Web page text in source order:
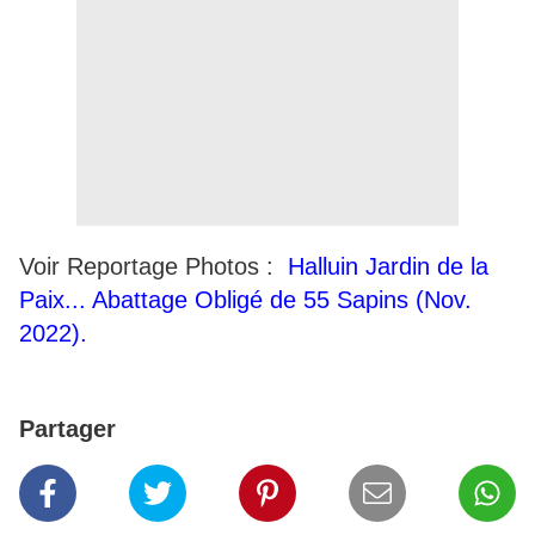
Voir Reportage Photos : Halluin Jardin de la
Paix... Abattage Obligé de 55 Sapins (Nov.
2022).
Partager